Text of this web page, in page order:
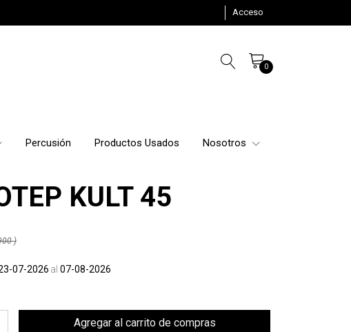
Acceso
0
Percusión Productos Usados Nosotros
KULT 45
)
07-2026 al 07-08-2026